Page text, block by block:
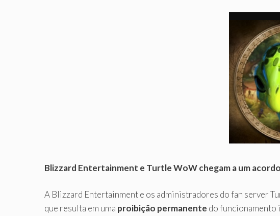
Blizzard Entertainment e Turtle WoW chegam a um
A Blizzard Entertainment e os administradores do fan server
que resulta em uma proibição permanente do funcionamento